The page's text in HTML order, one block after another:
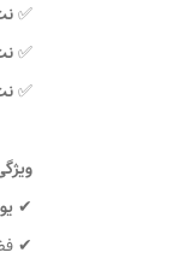
✅
✅
✅
✔
✔